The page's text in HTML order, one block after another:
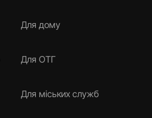
Для дому
Для ОТГ
Для міських служб